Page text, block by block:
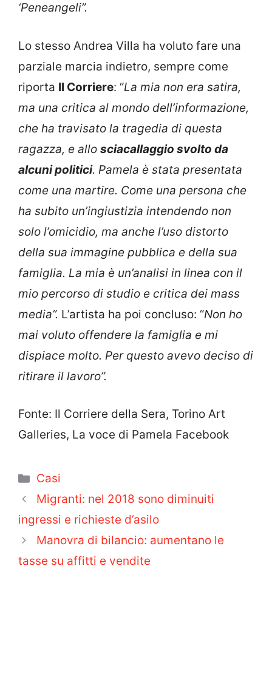
‘Peneangeli”.
Lo stesso Andrea Villa ha voluto fare una
parziale marcia indietro, sempre come
riporta Il Corriere: “La mia non era satira,
ma una critica al mondo dell’informazione,
che ha travisato la tragedia di questa
ragazza, e allo sciacallaggio svolto da
alcuni politici. Pamela è stata presentata
come una martire. Come una persona che
ha subito un’ingiustizia intendendo non
solo l’omicidio, ma anche l’uso distorto
della sua immagine pubblica e della sua
famiglia. La mia è un’analisi in linea con il
mio percorso di studio e critica dei mass
media”. L’artista ha poi concluso: “Non ho
mai voluto offendere la famiglia e mi
dispiace molto. Per questo avevo deciso di
ritirare il lavoro”.
Fonte: Il Corriere della Sera, Torino Art
Galleries, La voce di Pamela Facebook
Categorie
Casi
Migranti: nel 2018 sono diminuiti
ingressi e richieste d’asilo
Manovra di bilancio: aumentano le
tasse su affitti e vendite